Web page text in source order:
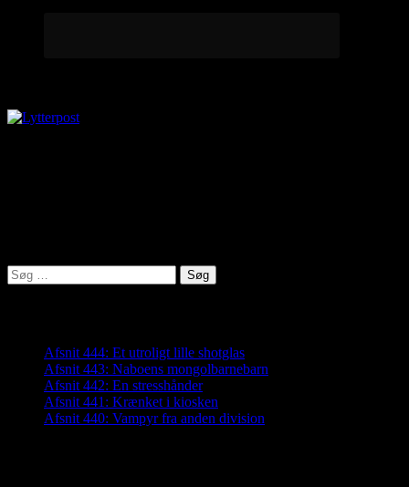
Søg
efter:
Afsnit 444: Et utroligt lille shotglas
Afsnit 443: Naboens mongolbarnebarn
Afsnit 442: En stresshånder
Afsnit 441: Krænket i kiosken
Afsnit 440: Vampyr fra anden division